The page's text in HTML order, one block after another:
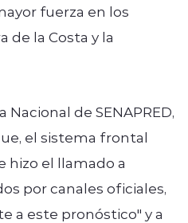
fuerza en los
de la Costa y la
de SENAPRED,
el sistema frontal
hizo el llamado a
por canales oficiales,
a este pronóstico" y a